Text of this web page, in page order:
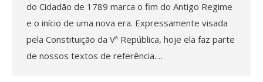
do Cidadão de 1789 marca o fim do Antigo Regime
e o início de uma nova era. Expressamente visada
pela Constituição da Vª República, hoje ela faz parte
de nossos textos de referência.…